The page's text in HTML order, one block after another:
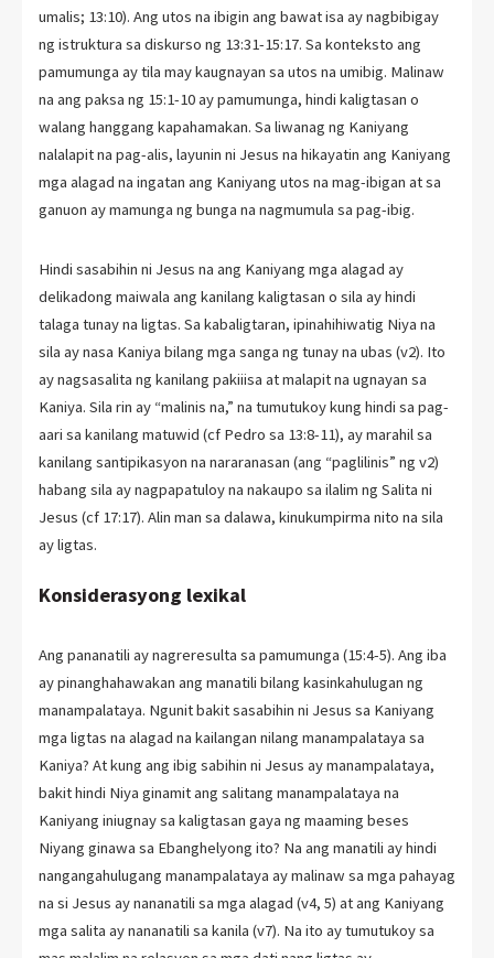
umalis; 13:10). Ang utos na ibigin ang bawat isa ay nagbibigay
ng istruktura sa diskurso ng 13:31-15:17. Sa konteksto ang
pamumunga ay tila may kaugnayan sa utos na umibig. Malinaw
na ang paksa ng 15:1-10 ay pamumunga, hindi kaligtasan o
walang hanggang kapahamakan. Sa liwanag ng Kaniyang
nalalapit na pag-alis, layunin ni Jesus na hikayatin ang Kaniyang
mga alagad na ingatan ang Kaniyang utos na mag-ibigan at sa
ganuon ay mamunga ng bunga na nagmumula sa pag-ibig.
Hindi sasabihin ni Jesus na ang Kaniyang mga alagad ay
delikadong maiwala ang kanilang kaligtasan o sila ay hindi
talaga tunay na ligtas. Sa kabaligtaran, ipinahihiwatig Niya na
sila ay nasa Kaniya bilang mga sanga ng tunay na ubas (v2). Ito
ay nagsasalita ng kanilang pakiiisa at malapit na ugnayan sa
Kaniya. Sila rin ay “malinis na,” na tumutukoy kung hindi sa pag-
aari sa kanilang matuwid (cf Pedro sa 13:8-11), ay marahil sa
kanilang santipikasyon na nararanasan (ang “paglilinis” ng v2)
habang sila ay nagpapatuloy na nakaupo sa ilalim ng Salita ni
Jesus (cf 17:17). Alin man sa dalawa, kinukumpirma nito na sila
ay ligtas.
Konsiderasyong lexikal
Ang pananatili ay nagreresulta sa pamumunga (15:4-5). Ang iba
ay pinanghahawakan ang manatili bilang kasinkahulugan ng
manampalataya. Ngunit bakit sasabihin ni Jesus sa Kaniyang
mga ligtas na alagad na kailangan nilang manampalataya sa
Kaniya? At kung ang ibig sabihin ni Jesus ay manampalataya,
bakit hindi Niya ginamit ang salitang manampalataya na
Kaniyang iniugnay sa kaligtasan gaya ng maaming beses
Niyang ginawa sa Ebanghelyong ito? Na ang manatili ay hindi
nangangahulugang manampalataya ay malinaw sa mga pahayag
na si Jesus ay nananatili sa mga alagad (v4, 5) at ang Kaniyang
mga salita ay nananatili sa kanila (v7). Na ito ay tumutukoy sa